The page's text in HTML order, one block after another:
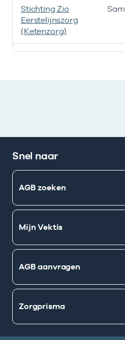
Deze onderneming heeft
Stichting Zio
Eerstelijnszorg
(Ketenzorg)
Snel naar
AGB zoeken
Mijn Vektis
AGB aanvragen
Zorgprisma